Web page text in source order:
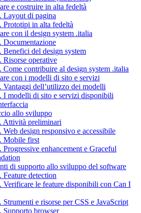
e costruire in alta fedeltà
Layout di pagina
Prototipi in alta fedeltà
con il design system .italia
Documentazione
Benefici del design system
Risorse operative
Come contribuire al design system .italia
con i modelli di sito e servizi
Vantaggi dell’utilizzo dei modelli
I modelli di sito e servizi disponibili
allo sviluppo
Attività preliminari
Web design responsivo e accessibile
Mobile first
Progressive enhancement e Graceful
di supporto allo sviluppo del software
Feature detection
Verificare le feature disponibili con Can I
Strumenti e risorse per CSS e JavaScript
Supporto browser